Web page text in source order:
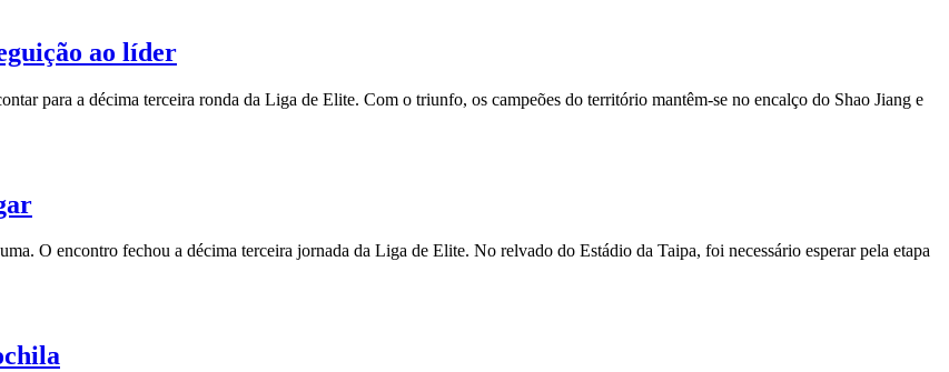
ao líder
para a décima terceira ronda da Liga de Elite. Com o triunfo, os campeões do território mantêm-se no encalço do Shao Jiang e
O encontro fechou a décima terceira jornada da Liga de Elite. No relvado do Estádio da Taipa, foi necessário esperar pela etapa